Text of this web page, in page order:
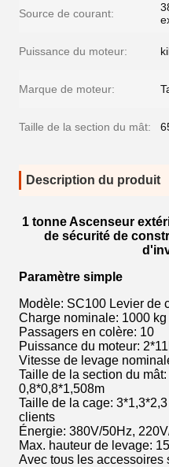
Source de courant:
Puissance du moteur:
Marque de moteur:
Taille de la section du mât:
Description du produit
1 tonne Ascenseur
de sécurité de
Paramètre simple
Modèle: SC100 Levier de
Charge nominale: 1000 kg
Passagers en colère: 10
Puissance du moteur:
Vitesse de levage
Taille de la section du
0,8*0,8*1,508m
Taille de la cage:
clients
Énergie: 380V/50Hz,
Max. hauteur de levage:
Avec tous les accessoires